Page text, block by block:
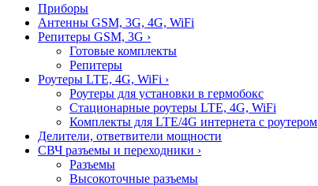
Приборы
Антенны GSM, 3G, 4G, WiFi
Репитеры GSM, 3G ›
Готовые комплекты
Репитеры
Роутеры LTE, 4G, WiFi ›
Роутеры для установки в гермобокс
Стационарные роутеры LTE, 4G, WiFi
Комплекты для LTE/4G интернета с роутером
Делители, ответвители мощности
СВЧ разъемы и переходники ›
Разъемы
Высокоточные разъемы